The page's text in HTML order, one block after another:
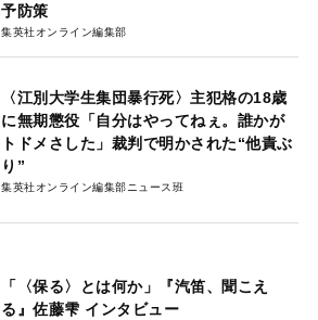
予防策
集英社オンライン編集部
〈江別大学生集団暴行死〉主犯格の18歳
に無期懲役「自分はやってねぇ。誰かが
トドメさした」裁判で明かされた“他責ぶ
り”
集英社オンライン編集部ニュース班
「〈保る〉とは何か」『汽笛、聞こえ
る』佐藤雫 インタビュー